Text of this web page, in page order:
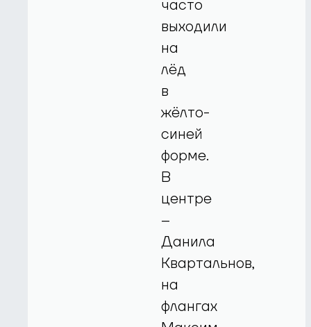
часто
выходили
на
лёд
в
жёлто-
синей
форме.
В
центре
–
Данила
Квартальнов,
на
флангах